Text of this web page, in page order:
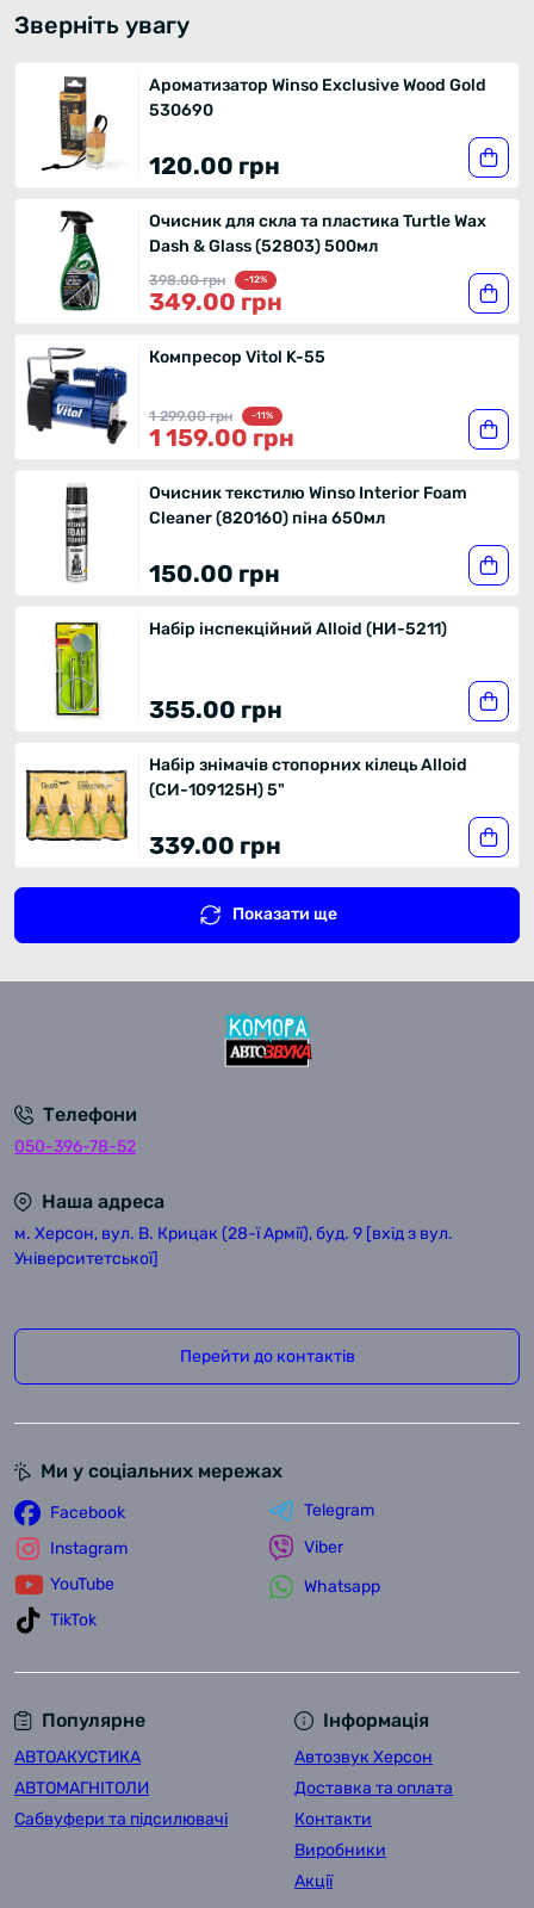
Зверніть увагу
Ароматизатор Winso Exclusive Wood Gold
530690
120.00 грн
Очисник для скла та пластика Turtle Wax
Dash & Glass (52803) 500мл
398.00 грн -12%
349.00 грн
Компресор Vitol K-55
1 299.00 грн -11%
1 159.00 грн
Очисник текстилю Winso Interior Foam
Cleaner (820160) піна 650мл
150.00 грн
Набір інспекційний Alloid (НИ-5211)
355.00 грн
Набір знімачів стопорних кілець Alloid
(СИ-109125Н) 5"
339.00 грн
Показати ще
Телефони
050-396-78-52
Наша адреса
м. Херсон, вул. В. Крицак (28-ї Армії), буд. 9 [вхід з вул.
Університетської]
Перейти до контактів
Популярне
АВТОАКУСТИКА
АВТОМАГНІТОЛИ
Сабвуфери та підсилювачі
Інформація
Автозвук Херсон
Доставка та оплата
Контакти
Виробники
Акції
Ми у соціальних мережах
Facebook
Instagram
YouTube
TikTok
Telegram
Viber
Whatsapp